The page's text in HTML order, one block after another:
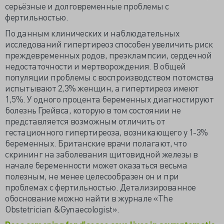
серьёзные и долговременные проблемы с
фертильностью.
По данным клинических и наблюдательных
исследований гипертиреоз способен увеличить риск
преждевременных родов, преэклампсии, сердечной
недостаточности и мертворождения. В общей
популяции проблемы с воспроизводством потомства
испытывают 2,3% женщин, а гипертиреоз имеют
1,5%. У одного процента беременных диагностируют
болезнь Грейвса, которую в том состоянии не
представляется возможным отличить от
гестационного гипертиреоза, возникающего у 1-3%
беременных. Британские врачи полагают, что
скрининг на заболевания щитовидной железы в
начале беременности может оказаться весьма
полезным, не менее целесообразен он и при
проблемах с фертильностью. Детализированное
обоснование можно найти в журнале «The
Obstetrician &Gynaecologist».